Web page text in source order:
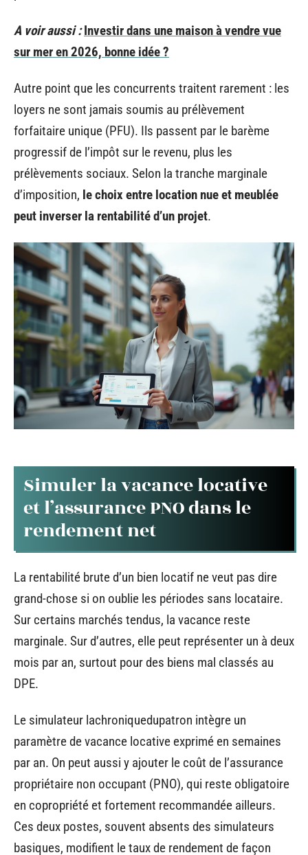
A voir aussi : Investir dans une maison à vendre vue
sur mer en 2026, bonne idée ?
Autre point que les concurrents traitent rarement : les
loyers ne sont jamais soumis au prélèvement
forfaitaire unique (PFU). Ils passent par le barème
progressif de l’impôt sur le revenu, plus les
prélèvements sociaux. Selon la tranche marginale
d’imposition, le choix entre location nue et meublée
peut inverser la rentabilité d’un projet.
Simuler la vacance locative
et l’assurance PNO dans le
rendement net
La rentabilité brute d’un bien locatif ne veut pas dire
grand-chose si on oublie les périodes sans locataire.
Sur certains marchés tendus, la vacance reste
marginale. Sur d’autres, elle peut représenter un à deux
mois par an, surtout pour des biens mal classés au
DPE.
Le simulateur lachroniquedupatron intègre un
paramètre de vacance locative exprimé en semaines
par an. On peut aussi y ajouter le coût de l’assurance
propriétaire non occupant (PNO), qui reste obligatoire
en copropriété et fortement recommandée ailleurs.
Ces deux postes, souvent absents des simulateurs
basiques, modifient le taux de rendement de façon